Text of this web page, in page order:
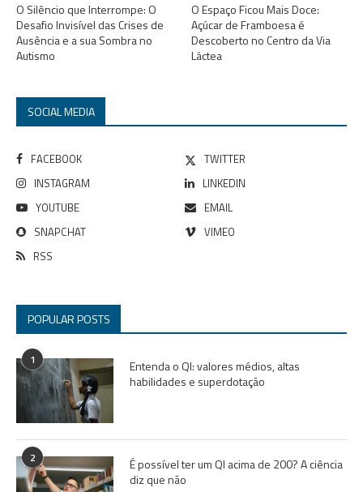
O Silêncio que Interrompe: O
Desafio Invisível das Crises de
Ausência e a sua Sombra no
Autismo
O Espaço Ficou Mais Doce:
Açúcar de Framboesa é
Descoberto no Centro da Via
Láctea
SOCIAL MEDIA
FACEBOOK
TWITTER
INSTAGRAM
LINKEDIN
YOUTUBE
EMAIL
SNAPCHAT
VIMEO
RSS
POPULAR POSTS
1
Entenda o QI: valores médios, altas
habilidades e superdotação
2
É possível ter um QI acima de 200? A ciência
diz que não